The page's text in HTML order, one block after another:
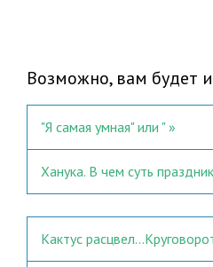
Возможно, вам будет
"Я самая умная" или "
Ханука. В чем суть
Кактус